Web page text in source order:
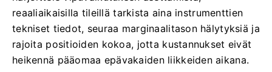
reaaliaikaisilla tileillä tarkista aina instrumenttien
tekniset tiedot, seuraa marginaalitason hälytyksiä ja
rajoita positioiden kokoa, jotta kustannukset eivät
heikennä pääomaa epävakaiden liikkeiden aikana.